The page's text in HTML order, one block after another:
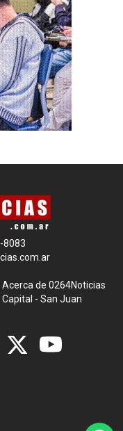
8083
|Acerca de 0264Noticias
- San Juan